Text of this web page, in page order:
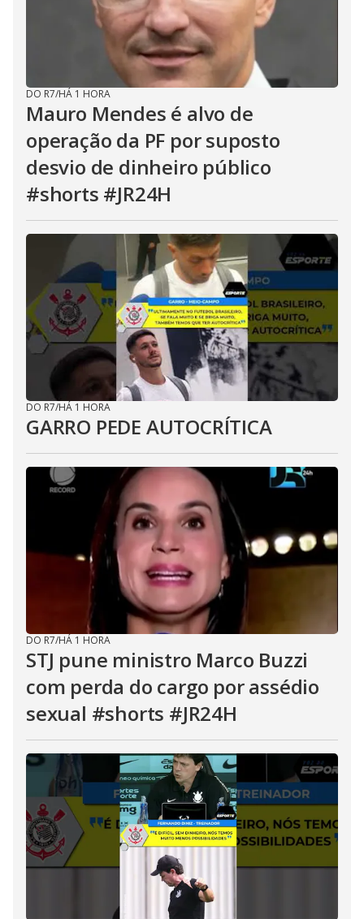
DO R7/HÁ 1 HORA
Mauro Mendes é alvo de
operação da PF por suposto
desvio de dinheiro público
#shorts #JR24H
DO R7/HÁ 1 HORA
GARRO PEDE AUTOCRÍTICA
DO R7/HÁ 1 HORA
STJ pune ministro Marco Buzzi
com perda do cargo por assédio
sexual #shorts #JR24H